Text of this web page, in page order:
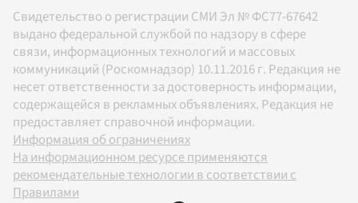
Свидетельство о регистрации СМИ Эл № ФС77-67642
выдано федеральной службой по надзору в сфере
связи, информационных технологий и массовых
коммуникаций (Роскомнадзор) 10.11.2016 г. Редакция не
несет ответственности за достоверность информации,
содержащейся в рекламных объявлениях. Редакция не
предоставляет справочной информации.
Информация об ограничениях
На информационном ресурсе применяются
рекомендательные технологии в соответствии с
Правилами